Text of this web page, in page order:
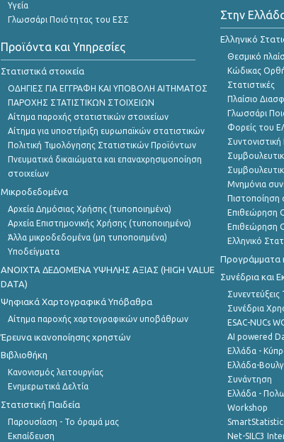
Υγεία
Γλωσσάρι Ποιότητας του ΕΣΣ
Προϊόντα και Υπηρεσίες
Στατιστικά στοιχεία
ΟΔΗΓΙΕΣ ΓΙΑ ΕΓΓΡΑΦΗ ΚΑΙ ΥΠΟΒΟΛΗ ΑΙΤΗΜΑΤΟΣ
ΠΑΡΟΧΗΣ ΣΤΑΤΙΣΤΙΚΩΝ ΣΤΟΙΧΕΙΩΝ
Αίτημα παροχής στατιστικών στοιχείων
Αίτημα για υποστήριξη ευρωπαϊκών στατιστικών
Πολιτική Τιμολόγησης Στατιστικών Προϊόντων
Πνευματικά δικαιώματα και επαναχρησιμοποίηση
στοιχείων
Μικροδεδομένα
Αρχεία Δημόσιας Χρήσης (τυποποιημένα)
Αρχεία Επιστημονικής Χρήσης (τυποποιημένα)
Άλλα μικροδεδομένα (μη τυποποιημένα)
Υποδείγματα
ANOIXTA ΔΕΔΟΜΕΝΑ ΥΨΗΛΗΣ ΑΞΙΑΣ (HIGH VALUE
DATA)
Ψηφιακά Χαρτογραφικά Υπόβαθρα
Αίτημα παροχής χαρτογραφικών υποβάθρων
Έρευνα ικανοποίησης χρηστών
Βιβλιοθήκη
Κανονισμός λειτουργίας
Ενημερωτικά Δελτία
Στατιστική Παιδεία
Παρουσίαση - Το όραμά μας
Εκπαίδευση
Στην
Ελληνικό
Θεσμικό
Κώδικας
Στατιστικές
Πλαίσιο
Γλωσσάρι
Φορείς του
Μνημόνια
Πιστοποίηση
Επιθεώρηση
Επιθεώρηση
Ελληνικό
Προγράμματα
Συνέδρια και
Συνέδρια
ESAC-NUCs
AI powered
Ελλάδα -
Ελλάδα-
Συνάντηση
Ελλάδα -
Workshop
Net-SILC3